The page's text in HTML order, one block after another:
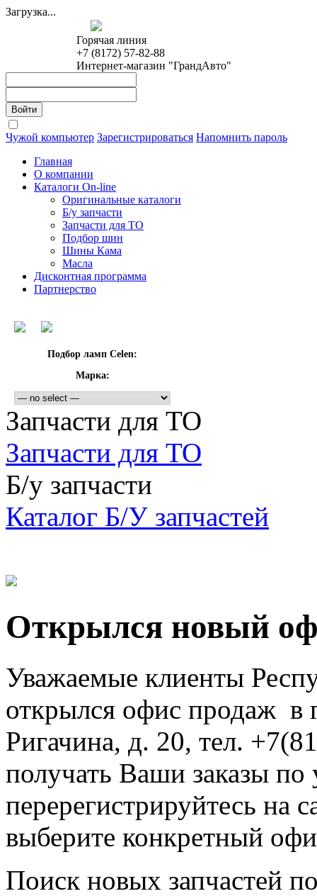
Загрузка...
Горячая линия
+7 (8172) 57-82-88
Интернет-магазин "ГрандАвто"
Чужой компьютер Зарегистрироваться Напомнить пароль
Главная
О компании
Каталоги On-line
Оригинальные каталоги
Б/у запчасти
Запчасти для ТО
Подбор шин
Шины Кама
Масла
Дисконтная программа
Партнерство
Подбор ламп Celen:
Марка:
Запчасти для ТО
Запчасти для ТО
Б/у запчасти
Каталог Б/У запчастей
Открылся новый
Уважаемые клиенты
открылся офис продаж в
Ригачина, д. 20, тел.
получать Ваши заказы по
перерегистрируйтесь на
выберите конкретный
Поиск новых запчастей